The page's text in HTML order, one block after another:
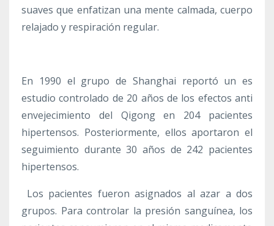
suaves que enfatizan una mente calmada, cuerpo
relajado y respiración regular.
En 1990 el grupo de Shanghai reportó un es
estudio controlado de 20 años de los efectos anti
envejecimiento del Qigong en 204 pacientes
hipertensos. Posteriormente, ellos aportaron el
seguimiento durante 30 años de 242 pacientes
hipertensos.
Los pacientes fueron asignados al azar a dos
grupos. Para controlar la presión sanguínea, los